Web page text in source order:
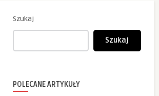
Szukaj
Szukaj
POLECANE ARTYKUŁY